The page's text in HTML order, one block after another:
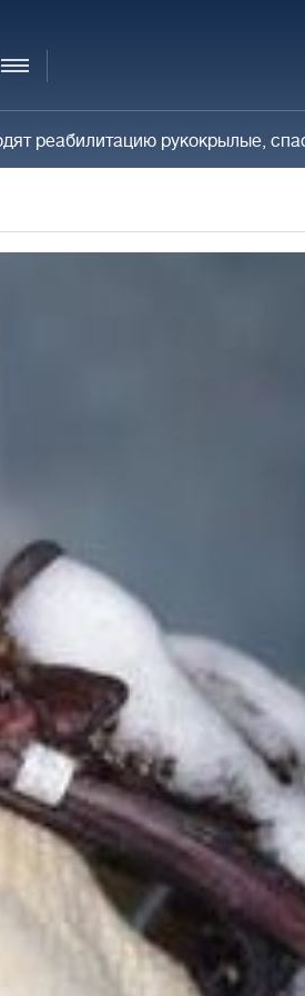
реабилитацию рукокрылые,